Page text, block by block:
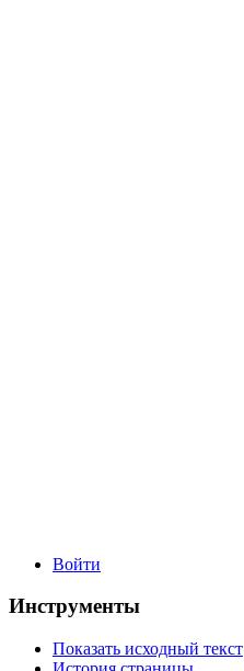
Войти
Инструменты
Показать исходный текст